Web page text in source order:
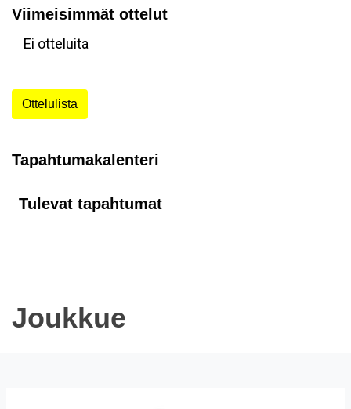
Viimeisimmät ottelut
Ei otteluita
Ottelulista
Tapahtumakalenteri
Tulevat tapahtumat
Joukkue